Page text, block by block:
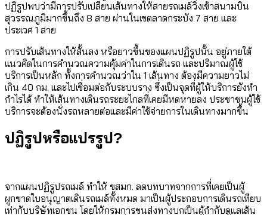
ปฏิรูปพบว่ามีการปรับเปลี่ยนเส้นทางให้สายรถเมล์วิ่งเข้าสนามบิน
สุวรรณภูมิมากขึ้นถึง 8 สาย ผ่านในเขตลาดกระบัง 7 สาย และ
ประเวศ 1 สาย
การปรับเส้นทางให้สั้นลง หรือยาวขึ้นของแผนปฏิรูปนั้น อยู่ภายใต้
แนวคิดในการคำนวณความคุ้มค่าในการเดินรถ และปริมาณผู้ใช้
บริการเป็นหลัก ทั้งการคำนวณว่าใน 1 เส้นทาง ต้องมีความยาวไม่
เกิน 40 กม. และไปเชื่อมต่อกับระบบราง ซึ่งเป็นจุดที่ผู้ให้บริการยังทำ
กำไรได้ ทำให้เส้นทางเดินรถระยะไกลที่เคยมีหดหายลง ประชาชนผู้ใช้
บริการจะต้องนั่งรถหลายต่อและมีค่าใช้จ่ายการในเดินทางมากขึ้น
ปฏิรูปหรือแปรรูป?
จากแผนปฏิรูปรถเมล์ ทำให้ ขสมก. ลดบทบาทจากการที่เคยเป็นผู้
ผูกขาดใบอนุญาตเดินรถเมล์ทั้งหมด มาเป็นผู้ประกอบการเดินรถเทียบ
เท่ากับบริษัทเอกชน โดยให้กรมการขนส่งทางบกเป็นผู้กำกับดูแลเส้น